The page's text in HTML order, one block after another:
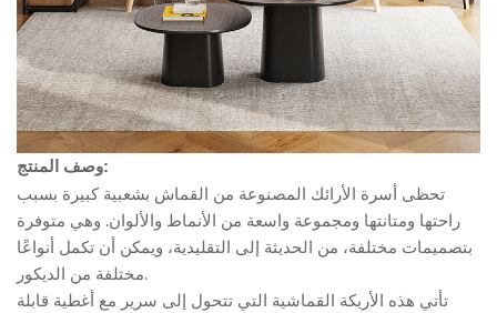
وصف المنتج:
تحظى أسرة الأرائك المصنوعة من القماش بشعبية كبيرة بسبب
راحتها ومتانتها ومجموعة واسعة من الأنماط والألوان. وهي متوفرة
بتصميمات مختلفة، من الحديثة إلى التقليدية، ويمكن أن تكمل أنواعًا
مختلفة من الديكور.
تأتي هذه الأريكة القماشية التي تتحول إلى سرير مع أغطية قابلة